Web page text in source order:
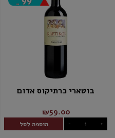
בוטארי כרתיקוס אדום
₪59.00
- + הוספה לסל